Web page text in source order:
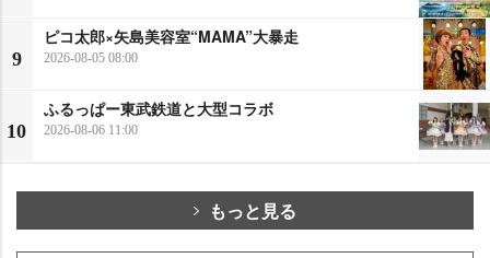
9
ピコ太郎×矢島美容室“MAMA”大暴走
2026-08-05 08:00
10
ふるっぱー東武鉄道と大型コラボ
2026-08-06 11:00
もっと見る